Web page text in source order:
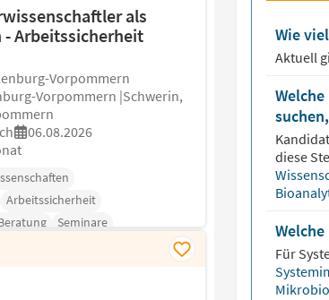
als
Arbeitssicherheit
Vorpommern
Vorpommern |Schwerin,
06.08.2026
Arbeitssicherheit
Seminare
Wie
Aktuell
diese
Für